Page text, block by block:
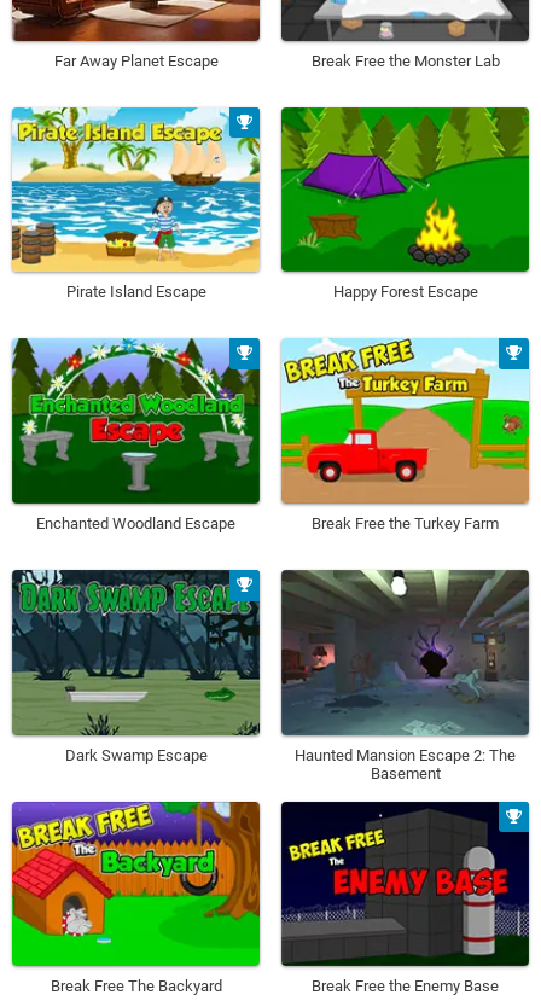
Far Away Planet Escape Break Free the Monster Lab
Pirate Island Escape Happy Forest Escape
Enchanted Woodland Escape Break Free the Turkey Farm
Dark Swamp Escape
Haunted Mansion Escape 2: The
Basement
Break Free The Backyard Break Free the Enemy Base